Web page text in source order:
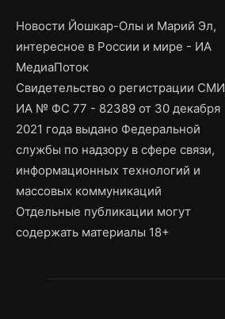
Новости Йошкар-Олы и Марий Эл,
интересное в России и мире - ИА
МедиаПоток
Свидетельство о регистрации СМИ
ИА № ФС 77 - 82389 от 30 декабря
2021 года выдано Федеральной
службы по надзору в сфере связи,
информационных технологий и
массовых коммуникаций
Отдельные публикации могут
содержать материалы 18+